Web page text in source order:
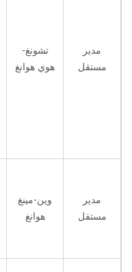
مدير
مستقل
تشونغ-
هوي هوانغ
مدير
مستقل
وين-مينغ
هوانغ